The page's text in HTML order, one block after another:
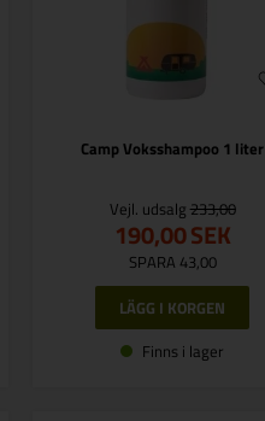
Camp Voksshampoo 1 liter
Vejl. udsalg 233,00
190,00SEK
SPARA 43,00
Finns i lager